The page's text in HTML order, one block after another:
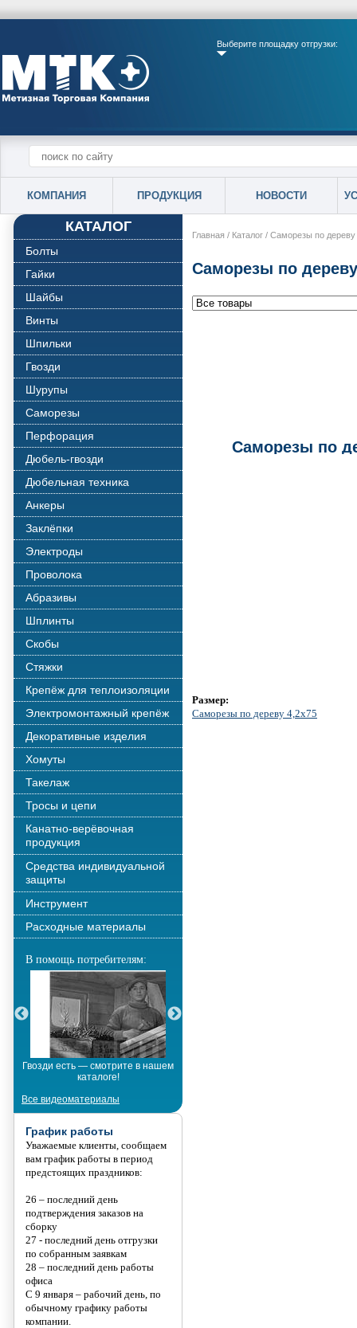
Выберите площадку отгрузки:
КОМПАНИЯ ПРОДУКЦИЯ НОВОСТИ
КАТАЛОГ
Болты
Гайки
Шайбы
Винты
Шпильки
Гвозди
Шурупы
Саморезы
Перфорация
Дюбель-гвозди
Дюбельная техника
Анкеры
Заклёпки
Электроды
Проволока
Абразивы
Шплинты
Скобы
Стяжки
Крепёж для теплоизоляции
Электромонтажный крепёж
Декоративные изделия
Хомуты
Такелаж
Тросы и цепи
Канатно-верёвочная
продукция
Средства индивидуальной
защиты
Инструмент
Расходные материалы
В помощь потребителям:
Гвозди есть — смотрите в нашем
каталоге!
Все видеоматериалы
График работы
Уважаемые клиенты, сообщаем
вам график работы в период
предстоящих праздников:
26 – последний день
подтверждения заказов на
сборку
27 - последний день отгрузки
по собранным заявкам
28 – последний день работы
офиса
С 9 января – рабочий день, по
обычному графику работы
компании.
Главная / Каталог / Саморезы по дереву
Саморезы по
Саморезы по
Размер:
Саморезы по дереву 4,2x75